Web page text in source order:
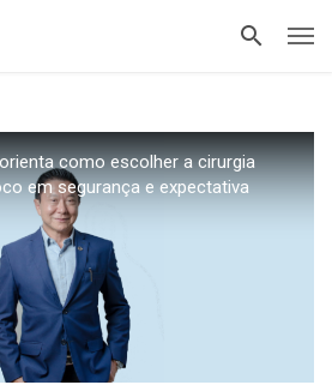
como escolher a cirurgia
em segurança e expectativa